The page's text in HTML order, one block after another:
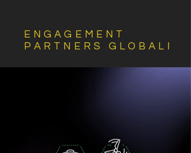
ENGAGEMENT
PARTNERS GLOBALI